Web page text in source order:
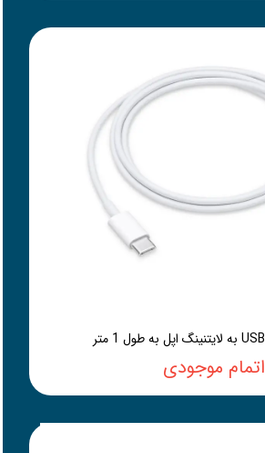
اتمام موجودی